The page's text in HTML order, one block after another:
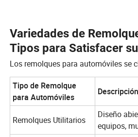
Variedades de
Tipos para Satisfacer
Los remolques para automóviles se
Tipo de Remolque
para Automóviles
Descripción
Remolques Utilitarios
Diseño
equipos,